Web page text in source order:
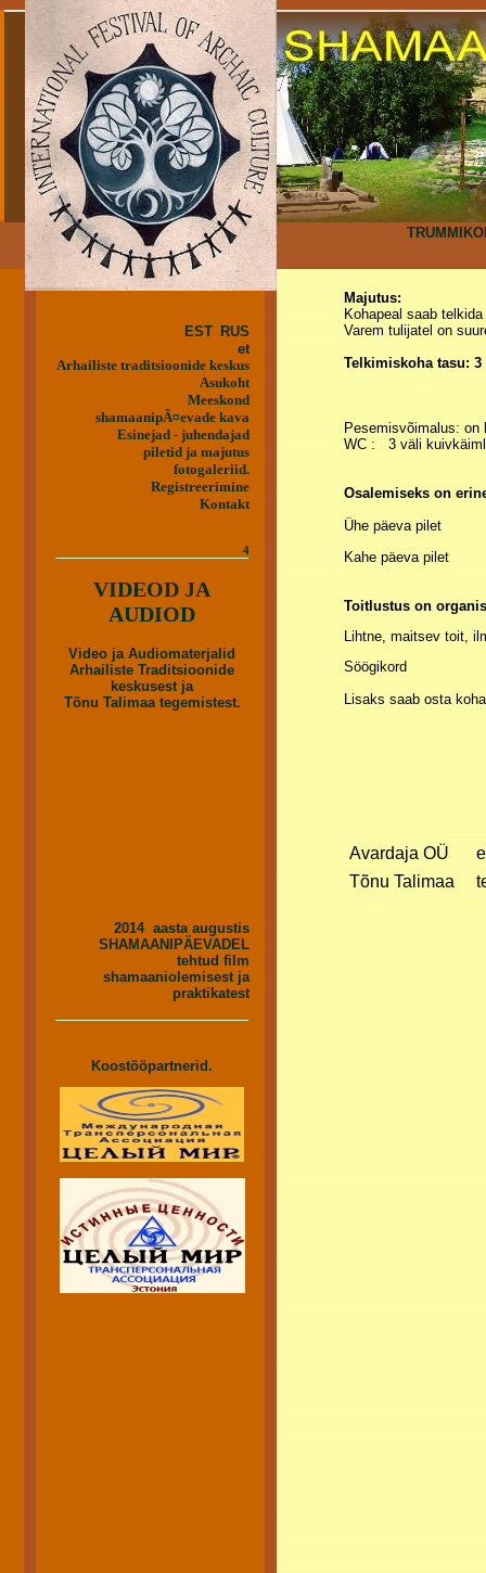
Majutus:
Kohapeal saab
Varem tulijatel on
Telkimiskoha tasu: 3
Pesemisvõimalus:
WC : 3 väli
Osalemiseks on
Ühe päeva pilet
Kahe päeva
Toitlustus on
Lihtne, maitsev toit,
Söögikord
Lisaks saab osta
Avardaja OÜ
Tõnu Talimaa
EST RUS
et
Arhailiste traditsioonide keskus
Asukoht
Meeskond
shamaanipÃ¤evade kava
Esinejad - juhendajad
piletid ja majutus
fotogaleriid.
Registreerimine
Kontakt
4
VIDEOD JA
AUDIOD
Video ja Audiomaterjalid
Arhailiste Traditsioonide
keskusest ja
Tõnu Talimaa tegemistest.
2014 aasta augustis
SHAMAANIPÄEVADEL
tehtud film
shamaaniolemisest ja
praktikatest
Koostööpartnerid.